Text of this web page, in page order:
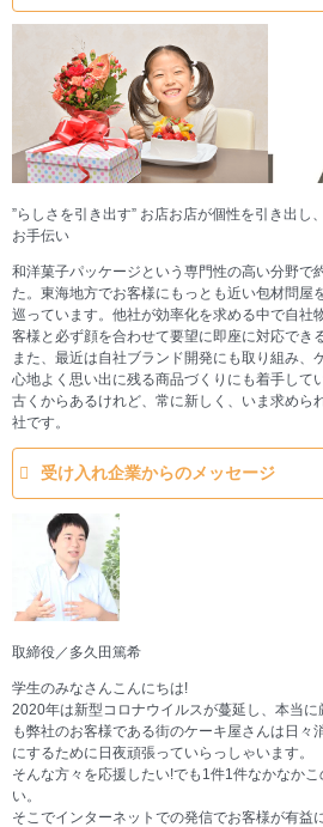
”らしさを引き出す” お店お店が個性を引き出し
お手伝い
和洋菓子パッケージという専門性の高い分野で
た。東海地方でお客様にもっとも近い包材問屋
巡っています。他社が効率化を求める中で自社
客様と必ず顔を合わせて要望に即座に対応でき
また、最近は自社ブランド開発にも取り組み、
心地よく思い出に残る商品づくりにも着手して
古くからあるけれど、常に新しく、いま求めら
社です。
受け入れ企業からのメッセージ
取締役／多久田篤希
学生のみなさんこんにちは!
2020年は新型コロナウイルスが蔓延し、本当
も弊社のお客様である街のケーキ屋さんは日々
にするために日夜頑張っていらっしゃいます。
そんな方々を応援したい!でも1件1件なかなか
い。
そこでインターネットでの発信でお客様が有益